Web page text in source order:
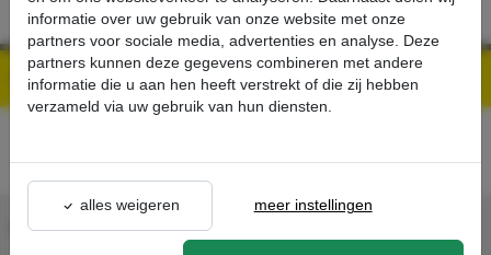
Kärcher Professional Webshop | Scherpe prijzen & Snel geleverd Acties - Exclusieve Kortingen & Promoties best-buy detail - - Kärcher Professional Webshop
CONTACT
informatie over uw gebruik van onze website met onze
partners voor sociale media, advertenties en analyse. Deze
partners kunnen deze gegevens combineren met andere
informatie die u aan hen heeft verstrekt of die zij hebben
verzameld via uw gebruik van hun diensten.
alles weigeren meer instellingen